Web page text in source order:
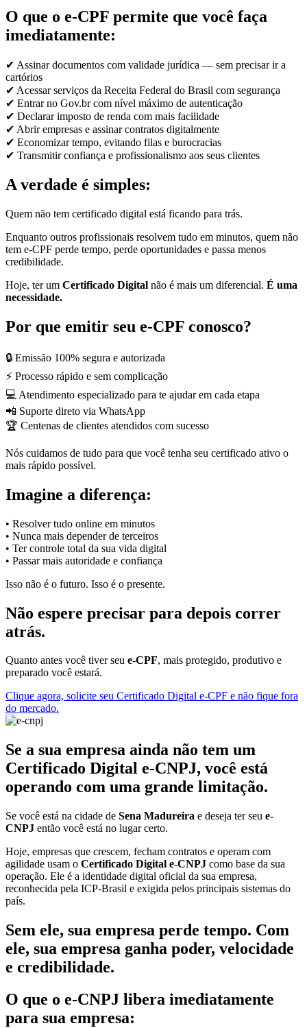
O que o e-CPF permite que você faça
imediatamente:
✔ Assinar documentos com validade jurídica — sem precisar ir a
cartórios
✔ Acessar serviços da Receita Federal do Brasil com segurança
✔ Entrar no Gov.br com nível máximo de autenticação
✔ Declarar imposto de renda com mais facilidade
✔ Abrir empresas e assinar contratos digitalmente
✔ Economizar tempo, evitando filas e burocracias
✔ Transmitir confiança e profissionalismo aos seus clientes
A verdade é simples:
Quem não tem certificado digital está ficando para trás.
Enquanto outros profissionais resolvem tudo em minutos, quem não
tem e-CPF perde tempo, perde oportunidades e passa menos
credibilidade.
Hoje, ter um Certificado Digital não é mais um diferencial. É uma
necessidade.
Por que emitir seu e-CPF conosco?
🔒 Emissão 100% segura e autorizada
⚡ Processo rápido e sem complicação
💻 Atendimento especializado para te ajudar em cada etapa
📲 Suporte direto via WhatsApp
🏆 Centenas de clientes atendidos com sucesso
Nós cuidamos de tudo para que você tenha seu certificado ativo o
mais rápido possível.
Imagine a diferença:
• Resolver tudo online em minutos
• Nunca mais depender de terceiros
• Ter controle total da sua vida digital
• Passar mais autoridade e confiança
Isso não é o futuro. Isso é o presente.
Não espere precisar para depois correr
atrás.
Quanto antes você tiver seu e-CPF, mais protegido, produtivo e
preparado você estará.
Clique agora, solicite seu Certificado Digital e-CPF e não fique fora
do mercado.
Se a sua empresa ainda não tem um
Certificado Digital e-CNPJ, você está
operando com uma grande limitação.
Se você está na cidade de Sena Madureira e deseja ter seu e-
CNPJ então você está no lugar certo.
Hoje, empresas que crescem, fecham contratos e operam com
agilidade usam o Certificado Digital e-CNPJ como base da sua
operação. Ele é a identidade digital oficial da sua empresa,
reconhecida pela ICP-Brasil e exigida pelos principais sistemas do
país.
Sem ele, sua empresa perde tempo. Com
ele, sua empresa ganha poder, velocidade
e credibilidade.
O que o e-CNPJ libera imediatamente
para sua empresa: